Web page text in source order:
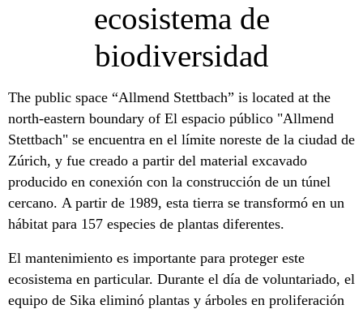
ecosistema de
biodiversidad
The public space “Allmend Stettbach” is located at the
north-eastern boundary of El espacio público "Allmend
Stettbach" se encuentra en el límite noreste de la ciudad de
Zúrich, y fue creado a partir del material excavado
producido en conexión con la construcción de un túnel
cercano. A partir de 1989, esta tierra se transformó en un
hábitat para 157 especies de plantas diferentes.
El mantenimiento es importante para proteger este
ecosistema en particular. Durante el día de voluntariado, el
equipo de Sika eliminó plantas y árboles en proliferación